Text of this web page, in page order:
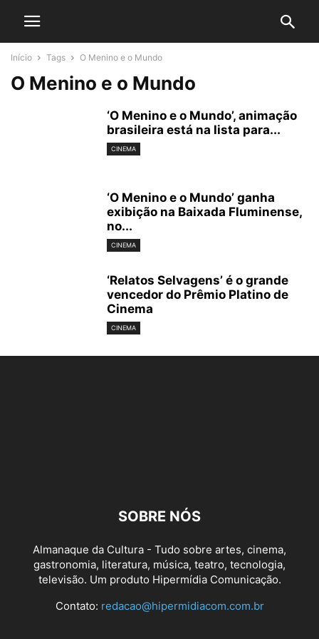
Início Tags O Menino e o Mundo
O Menino e o Mundo
‘O Menino e o Mundo’, animação
brasileira está na lista para...
CINEMA
‘O Menino e o Mundo’ ganha
exibição na Baixada Fluminense,
no...
CINEMA
‘Relatos Selvagens’ é o grande
vencedor do Prêmio Platino de
Cinema
CINEMA
SOBRE NÓS
Almanaque da Cultura - Tudo sobre artes, cinema,
gastronomia, literatura, música, teatro, tecnologia,
televisão. Um produto Hipermídia Comunicação.
Contato: redacao@hipermidiacom.com.br